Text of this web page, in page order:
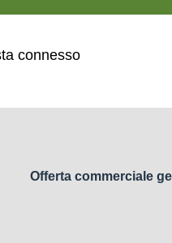
connesso
Offerta commerciale